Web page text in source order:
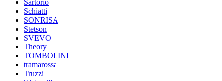
Sartorio
Schiatti
SONRISA
Stetson
SVEVO
Theory
TOMBOLINI
tramarossa
Truzzi